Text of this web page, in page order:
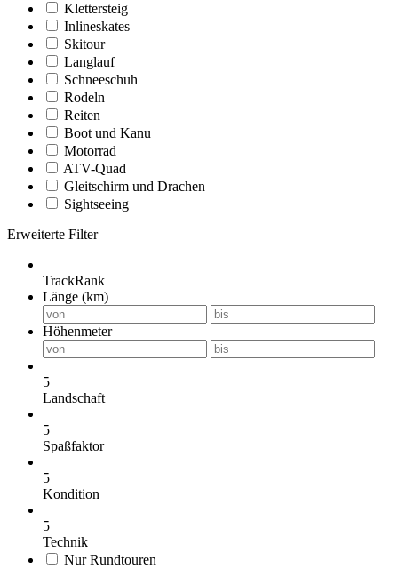
Klettersteig
Inlineskates
Skitour
Langlauf
Schneeschuh
Rodeln
Reiten
Boot und Kanu
Motorrad
ATV-Quad
Gleitschirm und Drachen
Sightseeing
Erweiterte Filter
TrackRank
Länge (km)
Höhenmeter
5
Landschaft
5
Spaßfaktor
5
Kondition
5
Technik
Nur Rundtouren